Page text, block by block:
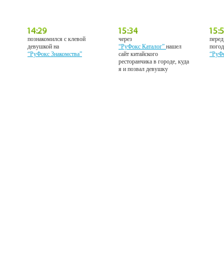
познакомился с клевой
девушкой на
“РуФокс Знакомства”
через
“РуФокс Каталог”нашел
сайт китайского
ресторанчика в городе, куда
я и позвал девушку